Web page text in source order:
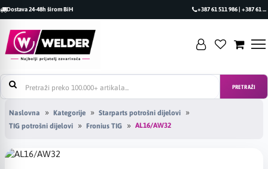
Dostava 24-48h širom BiH +387 61 511 986 | +387 61 493 470
PRETRAŽI
Naslovna Kategorije
Starparts potrošni dijelovi
TIG potrošni dijelovi
Fronius TIG AL16/AW32